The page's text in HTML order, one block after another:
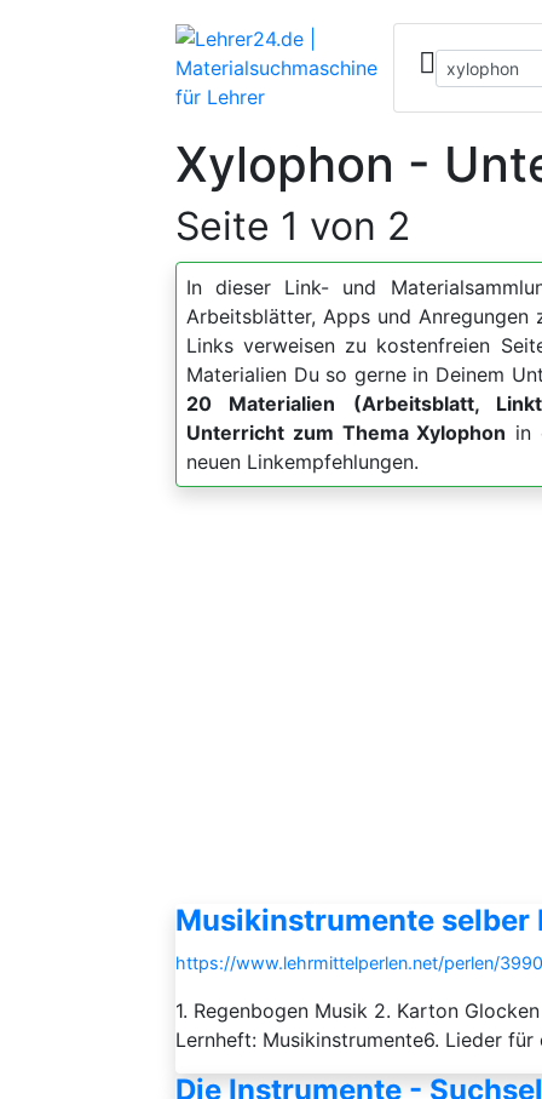
Xylophon -
Seite 1 von 2
In dieser Link- und
Arbeitsblätter, Apps und Anregungen
Links verweisen zu kostenfreien
Materialien Du so gerne in Deinem
20 Materialien (Arbeitsblatt,
Unterricht zum Thema Xylophon in
neuen Linkempfehlungen.
Musikinstrumente selber
https://www.lehrmittelperlen.net/perlen/
1. Regenbogen Musik 2. Karton
Lernheft: Musikinstrumente6. Lieder für
Die Instrumente -